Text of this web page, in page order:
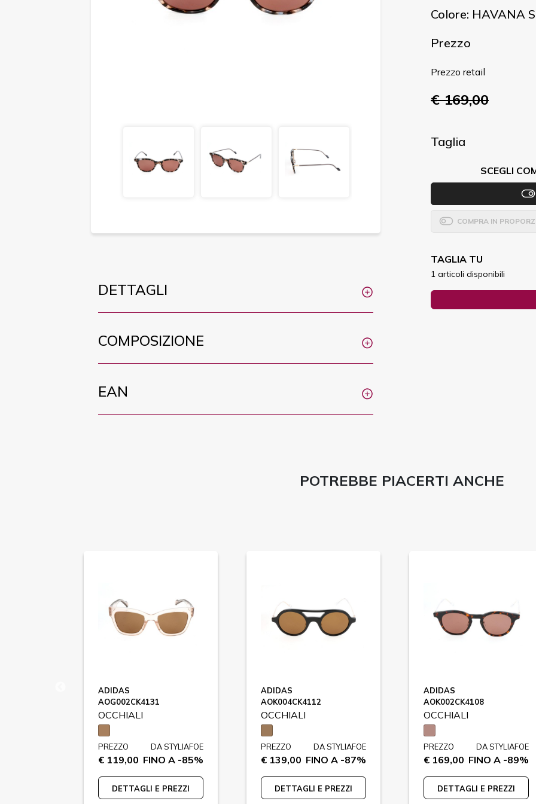
DETTAGLI
COMPOSIZIONE
EAN
Colore: HAVANA
Prezzo
Prezzo retail
€ 169,00
Taglia
SCEGLI
COMPRA IN
TAGLIA TU
1 articoli disponibili
POTREBBE PIACERTI ANCHE
ADIDAS
AOG002CK4131
OCCHIALI
PREZZO
€ 119,00
DA STYLIAFOE
FINO A -85%
DETTAGLI E PREZZI
ADIDAS
AOK004CK4112
OCCHIALI
PREZZO
€ 139,00
DA STYLIAFOE
FINO A -87%
DETTAGLI E PREZZI
ADIDAS
AOK002CK4108
OCCHIALI
PREZZO
€ 169,00
DA STYLIAFOE
FINO A -89%
DETTAGLI E PREZZI